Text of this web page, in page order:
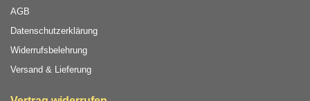
AGB
Datenschutzerklärung
Widerrufsbelehrung
Versand & Lieferung